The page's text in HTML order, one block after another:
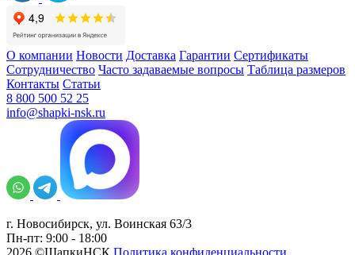
О компании Новости Доставка Гарантии Сертификаты
Сотрудничество Часто задаваемые вопросы Таблица размеров
Контакты Статьи
8 800 500 52 25
info@shapki-nsk.ru
г. Новосибирск, ул. Воинская 63/3
Пн-пт: 9:00 - 18:00
2026 ©ШапкиНСК Политика конфиденциальности